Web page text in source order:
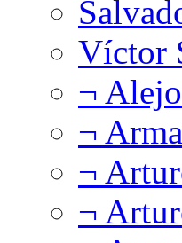
Víctor
¬
¬
¬
¬